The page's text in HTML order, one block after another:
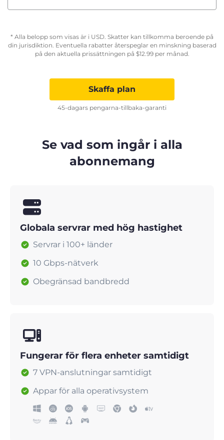
* Alla belopp som visas är i USD. Skatter kan tillkomma beroende på
din jurisdiktion. Eventuella rabatter återspeglar en minskning baserad
på den aktuella prissättningen på $12.99per månad.
Skaffa plan
45-dagars pengarna-tillbaka-garanti
Se vad som ingår i alla
abonnemang
Globala servrar med hög hastighet
Servrar i 100+ länder
10 Gbps-nätverk
Obegränsad bandbredd
Fungerar för flera enheter samtidigt
7 VPN-anslutningar samtidigt
Appar för alla operativsystem